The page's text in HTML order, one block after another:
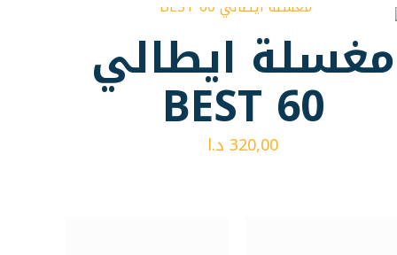
مغسلة ايطالي
BEST 60
320,00 د.ا